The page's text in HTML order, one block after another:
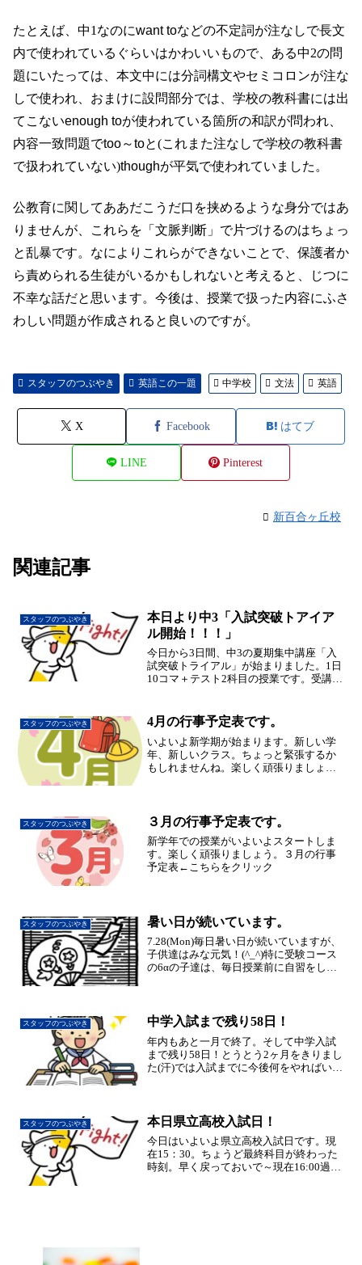
たとえば、中1なのにwant toなどの不定詞が注なしで長文
内で使われているぐらいはかわいいもので、ある中2の問
題にいたっては、本文中には分詞構文やセミコロンが注な
しで使われ、おまけに設問部分では、学校の教科書には出
てこないenough toが使われている箇所の和訳が問われ、
内容一致問題でtoo～toと(これまた注なしで学校の教科書
で扱われていない)thoughが平気で使われていました。
公教育に関してああだこうだ口を挟めるような身分ではあ
りませんが、これらを「文脈判断」で片づけるのはちょっ
と乱暴です。なによりこれらができないことで、保護者か
ら責められる生徒がいるかもしれないと考えると、じつに
不幸な話だと思います。今後は、 授業で扱った内容にふさ
わしい問題が作成されると良いのですが。
スタッフのつぶやき 英語この一題 中学校 文法 英語
X Facebook はてブ
LINE Pinterest
新百合ヶ丘校
関連記事
スタッフのつぶやき
本日より中3「入試突破トアイア
ル開始！！！」
今日から3日間、中3の夏期集中講座「入
試突破トライアル」が始まりました。1日
10コマ＋テスト2科目の授業です。受講す
だ～」受講後の反応は・・・「意外と大
丈夫。あっと...
スタッフのつぶやき 4月の行事予定表です。
いよいよ新学期が始まります。新しい学
年、新しいクラス。ちょっと緊張するか
もしれませんね。楽しく頑張りましょ
スタッフのつぶやき ３月の行事予定表です。
新学年での授業がいよいよスタートしま
す。楽しく頑張りましょう。３月の行事
予定表←こちらをクリック
スタッフのつぶやき 暑い日が続いています。
7.28(Mon)毎日暑い日が続いていますが、
子供達はみな元気！(^_^)特に受験コース
の6αの子達は、毎日授業前に自習をし
ツ...
スタッフのつぶやき 中学入試まで残り58日！
年内もあと一月で終了。そして中学入試
まで残り58日！とうとう2ヶ月をきりまし
た(汗)では入試までに今後何をやればいの
えて受験までの計...
スタッフのつぶやき 本日県立高校入試日！
今日はいよいよ県立高校入試日です。現
在15：30。ちょうど最終科目が終わった
時刻。早く戻っておいで～現在16:00過